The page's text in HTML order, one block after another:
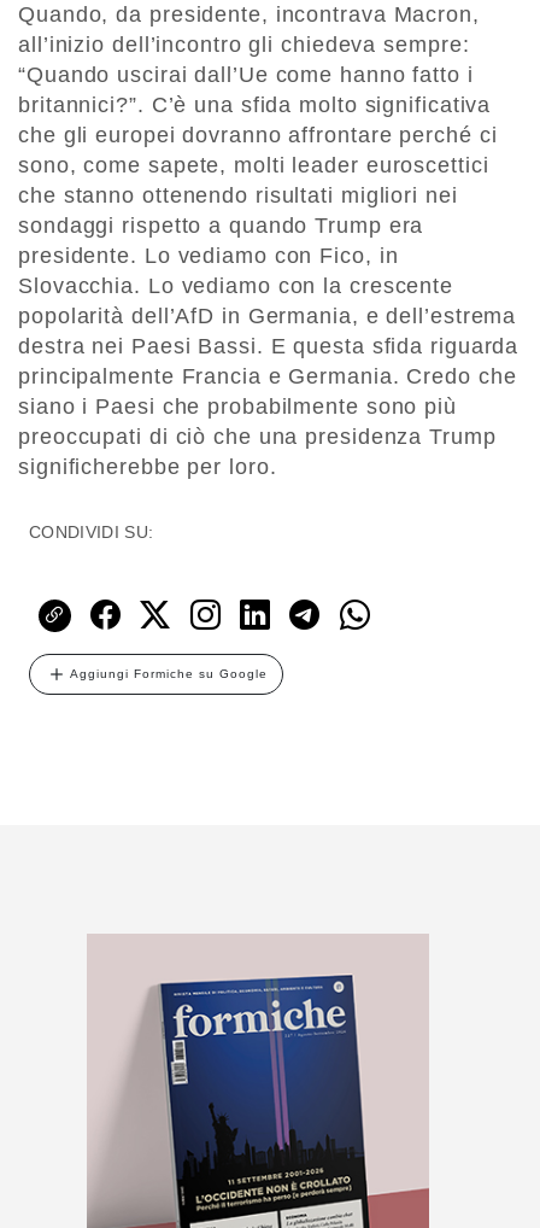
Quando, da presidente, incontrava Macron,
all’inizio dell’incontro gli chiedeva sempre:
“Quando uscirai dall’Ue come hanno fatto i
britannici?”. C’è una sfida molto significativa
che gli europei dovranno affrontare perché ci
sono, come sapete, molti leader euroscettici
che stanno ottenendo risultati migliori nei
sondaggi rispetto a quando Trump era
presidente. Lo vediamo con Fico, in
Slovacchia. Lo vediamo con la crescente
popolarità dell’AfD in Germania, e dell’estrema
destra nei Paesi Bassi. E questa sfida riguarda
principalmente Francia e Germania. Credo che
siano i Paesi che probabilmente sono più
preoccupati di ciò che una presidenza Trump
significherebbe per loro.
CONDIVIDI SU:
Aggiungi Formiche su Google